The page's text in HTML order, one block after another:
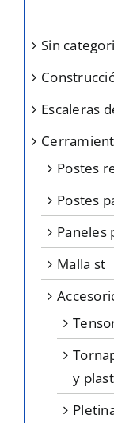
en
la
página
de
producto
sin
escaleras
postes
postes
malla st
tornapuntas poste 48 y 45 galv.
y
pletina postes 48 y 45 galv. y